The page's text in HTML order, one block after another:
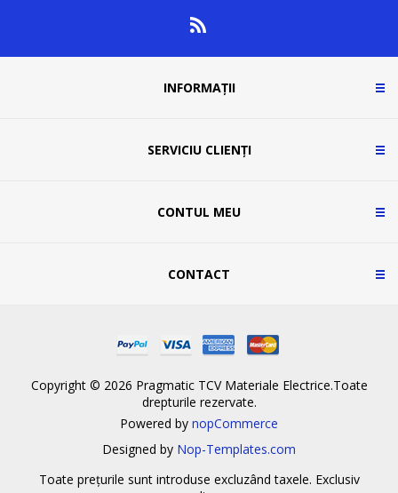
INFORMAȚII
SERVICIU CLIENȚI
CONTUL MEU
CONTACT
Copyright © 2026 Pragmatic TCV Materiale Electrice.Toate
drepturile rezervate.
Powered by nopCommerce
Designed by Nop-Templates.com
Toate prețurile sunt introduse excluzând taxele. Exclusiv